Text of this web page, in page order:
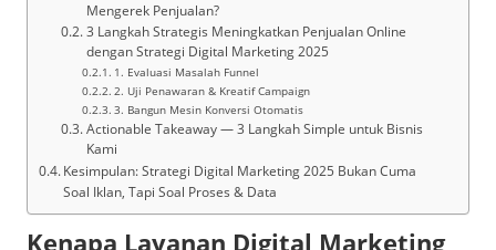
Mengerek Penjualan?
3 Langkah Strategis Meningkatkan Penjualan Online
dengan Strategi Digital Marketing 2025
1. Evaluasi Masalah Funnel
2. Uji Penawaran & Kreatif Campaign
3. Bangun Mesin Konversi Otomatis
Actionable Takeaway — 3 Langkah Simple untuk Bisnis
Kami
Kesimpulan: Strategi Digital Marketing 2025 Bukan Cuma
Soal Iklan, Tapi Soal Proses & Data